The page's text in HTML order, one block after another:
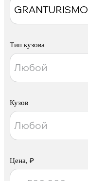
Тип кузова
Кузов
Цена, ₽